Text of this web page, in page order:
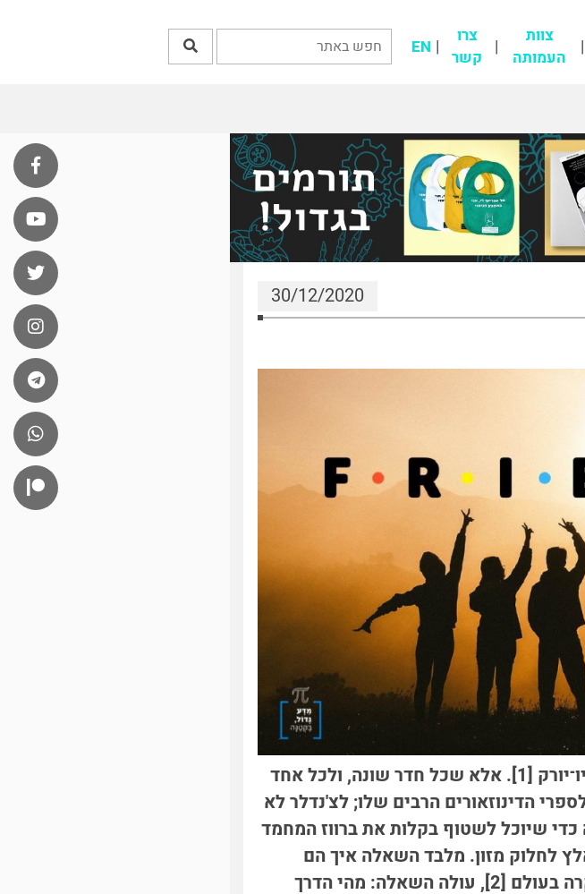
צוות
העמותה
צרו
קשר
EN
30/12/2020
רוס, ג'ואי וצ'נדלר רוצים לשכור דירת שותפים בניו־יורק [1]. אלא שכל חדר שונה, ולכל אחד
הדינוזאורים הרבים שלו; לצ'נדלר לא
שיוכל לשטוף בקלות את ברווז המחמד
לחלוק מזון. מלבד השאלה איך הם
הצליחו למצוא כזאת דירה מרווחת בלב העיר היקרה בעולם [2], עולה השאלה: מהי הדרך